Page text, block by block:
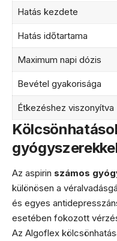
Hatás kezdete
Hatás időtartama
Maximum napi dózis
Bevétel gyakorisága
Étkezéshez viszonyítva
Az aspirin számos
különösen a
és egyes
esetében fokozott
Az Algoflex